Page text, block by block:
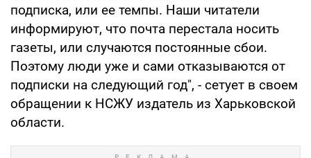
подписка, или ее темпы. Наши читатели
информируют, что почта перестала носить
газеты, или случаются постоянные сбои.
Поэтому люди уже и сами отказываются от
подписки на следующий год", - сетует в своем
обращении к НСЖУ издатель из Харьковской
области.